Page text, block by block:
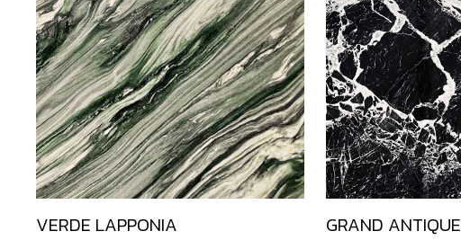
VERDE LAPPONIA GRAND ANTIQUE